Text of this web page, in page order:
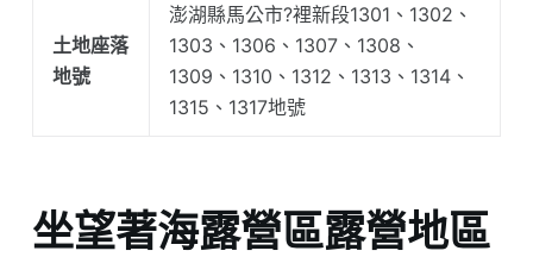
土地座落
地號
澎湖縣馬公市?裡新段1301、1302、
1303、1306、1307、1308、
1309、1310、1312、1313、1314、
1315、1317地號
坐望著海露營區露營地區